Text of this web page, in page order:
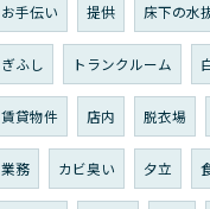
お手伝い 提供 床下の水
ぎふし トランクルーム
賃貸物件 店内 脱衣場
業務 カビ臭い 夕立